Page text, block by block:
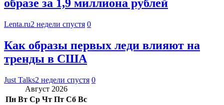
образе за 1,9 миллиона рублей
Lenta.ru2 недели спустя 0
Как образы первых леди влияют на
тренды в США
Just Talks2 недели спустя 0
Август 2026
Пн Вт Ср Чт Пт Сб Вс